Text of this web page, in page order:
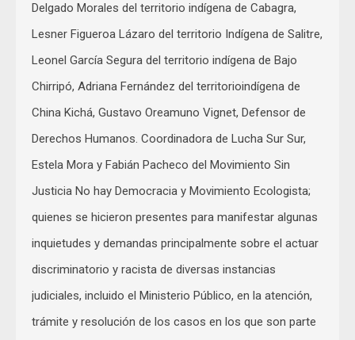
Delgado Morales del territorio indígena de Cabagra,
Lesner Figueroa Lázaro del territorio Indígena de Salitre,
Leonel García Segura del territorio indígena de Bajo
Chirripó, Adriana Fernández del territorioindígena de
China Kichá, Gustavo Oreamuno Vignet, Defensor de
Derechos Humanos. Coordinadora de Lucha Sur Sur,
Estela Mora y Fabián Pacheco del Movimiento Sin
Justicia No hay Democracia y Movimiento Ecologista;
quienes se hicieron presentes para manifestar algunas
inquietudes y demandas principalmente sobre el actuar
discriminatorio y racista de diversas instancias
judiciales, incluido el Ministerio Público, en la atención,
trámite y resolución de los casos en los que son parte